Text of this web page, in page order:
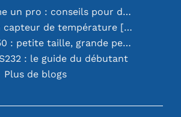
Souder comme un pro : conseils pour des connexions électroniques parfaites
Choisir le bon capteur de température [youtube]
Batteries 18650 : petite taille, grande performance
: le guide du débutant
Plus de blogs